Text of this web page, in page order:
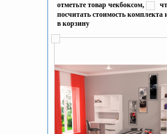
отметьте товар чекбоксом,
посчитать стоимость комплекта
в корзину